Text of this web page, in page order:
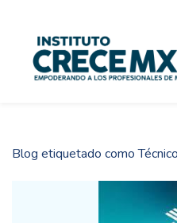
content
Blog etiquetado como